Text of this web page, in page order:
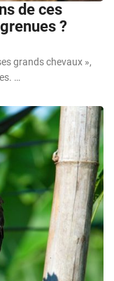
de ces
?
grands chevaux »,
…